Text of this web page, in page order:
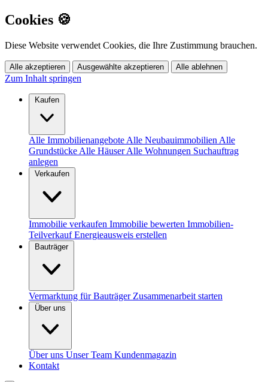
Cookies 🍪
Diese Website verwendet Cookies, die Ihre Zustimmung brauchen.
Alle akzeptieren Ausgewählte akzeptieren Alle ablehnen
Zum Inhalt springen
Kaufen
Alle Immobilienangebote Alle Neubauimmobilien Alle
Grundstücke Alle HäuserAlle Wohnungen Suchauftrag
anlegen
Verkaufen
Immobilie verkaufen Immobilie bewerten Immobilien-
TeilverkaufEnergieausweis erstellen
Bauträger
Vermarktung für Bauträger Zusammenarbeit starten
Über uns
Über uns Unser Team Kundenmagazin
Kontakt